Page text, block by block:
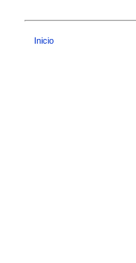
Inicio